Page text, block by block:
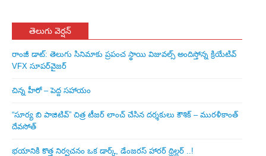
తెలుగు వెర్షన్
రాంజీ డాట్: తెలుగు సినిమాకు ప్రపంచ స్థాయి విజువల్స్ అందిస్తోన్న క్రియేటివ్
VFX సూపర్‌వైజర్
చిన్న హీరో – పెద్ద సహాయం
“సూర్య బి పాజిటివ్” చిత్ర టీజర్ లాంచ్ చేసిన‌ దర్శకులు కౌశిక్ – మురళీకాంత్
దేవసోత్
భయానికి కొత్త నిర్వచనం ఒక డార్క్, డేంజరస్ హారర్ థ్రిల్లర్ ..!